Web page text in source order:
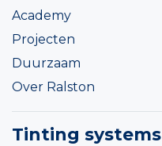
Academy
Projecten
Duurzaam
Over Ralston
Tinting systems